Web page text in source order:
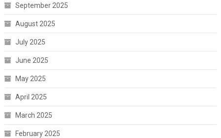
September 2025
August 2025
July 2025
June 2025
May 2025
April 2025
March 2025
February 2025